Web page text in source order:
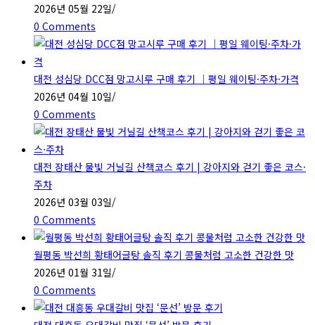
2026년 05월 22일/
0 Comments
대전 성심당 DCC점 망고시루 구매 후기 ｜평일 웨이팅·주차·가격
2026년 04월 10일/
0 Comments
대전 장태산 물빛 거닐길 산책코스 후기 | 강아지와 걷기 좋은 코스·
주차
2026년 03월 03일/
0 Comments
월평동 박선희 황태어글탕 솔직 후기 콩물처럼 고소한 건강한 맛
2026년 01월 31일/
0 Comments